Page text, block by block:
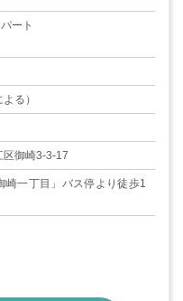
ート
る）
区御崎3-3-17
崎一丁目」バス停より徒歩1